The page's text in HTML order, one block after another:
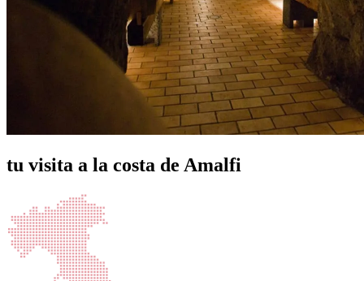
tu visita a la costa de Amalfi